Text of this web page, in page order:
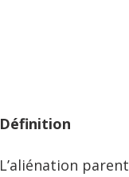
Définition
L’aliénation